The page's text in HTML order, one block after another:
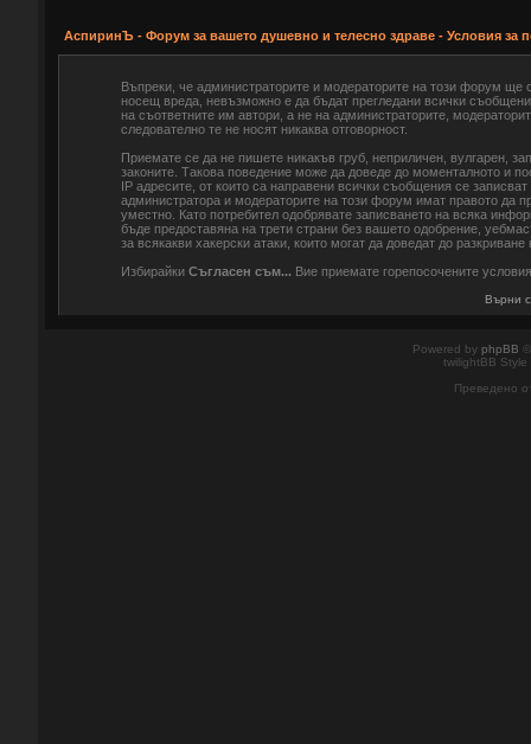
АспиринЪ - Форум за вашето душевно и телесно здраве - Условия за
Въпреки, че администраторите и модераторите на този форум
носещ вреда, невъзможно е да бъдат прегледани всички
на съответните им автори, а не на администраторите,
следователно те не носят никаква отговорност.
Приемате се да не пишете никакъв груб, неприличен, вулгарен,
законите. Такова поведение може да доведе до моменталното и
IP адресите, от които са направени всички съобщения се
администратора и модераторите на този форум имат правото да
уместно. Като потребител одобрявате записването на всяка
бъде предоставяна на трети страни без вашето одобрение,
за всякакви хакерски атаки, които могат да доведат до разкриване
Избирайки Съгласен съм... Вие приемате горепосочените условия
Върни
Powered by phpBB
twilightBB
Преведено